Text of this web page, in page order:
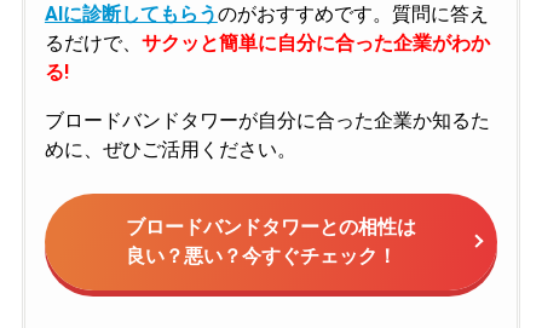
AIに診断してもらうのがおすすめです。質問に答え
るだけで、 サクッと簡単に自分に合った企業がわか
る!
ブロードバンドタワーが自分に合った企業か知るた
めに、ぜひご活用ください。
ブロードバンドタワーとの相性は
良い？悪い？今すぐチェック！